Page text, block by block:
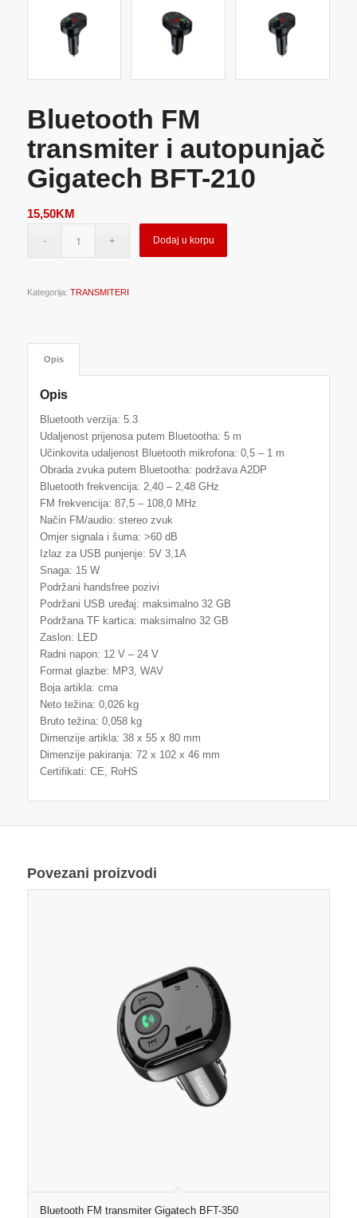
Bluetooth FM
transmiter i autopunjač
Gigatech BFT-210
15,50KM
Dodaj u korpu
Kategorija: TRANSMITERI
Opis
Opis
Bluetooth verzija: 5.3
Udaljenost prijenosa putem Bluetootha: 5 m
Učinkovita udaljenost Bluetooth mikrofona: 0,5 – 1 m
Obrada zvuka putem Bluetootha: podržava A2DP
Bluetooth frekvencija: 2,40 – 2,48 GHz
FM frekvencija: 87,5 – 108,0 MHz
Način FM/audio: stereo zvuk
Omjer signala i šuma: >60 dB
Izlaz za USB punjenje: 5V 3,1A
Snaga: 15 W
Podržani handsfree pozivi
Podržani USB uređaj: maksimalno 32 GB
Podržana TF kartica: maksimalno 32 GB
Zaslon: LED
Radni napon: 12 V – 24 V
Format glazbe: MP3, WAV
Boja artikla: crna
Neto težina: 0,026 kg
Bruto težina: 0,058 kg
Dimenzije artikla: 38 x 55 x 80 mm
Dimenzije pakiranja: 72 x 102 x 46 mm
Certifikati: CE, RoHS
Povezani proizvodi
Bluetooth FM transmiter Gigatech BFT-350